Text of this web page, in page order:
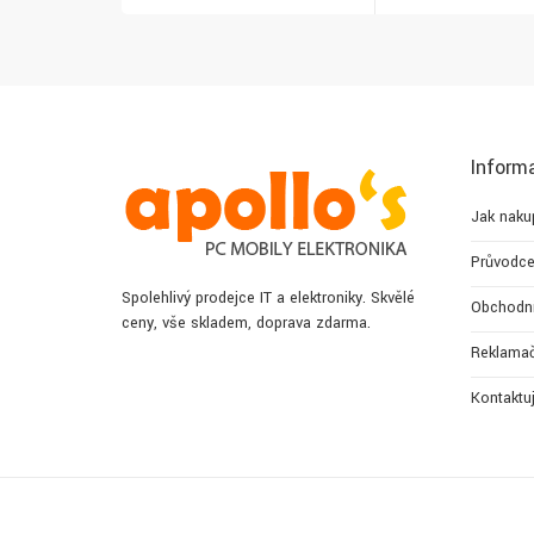
Spolehlivý prodejce IT a elektroniky. Skvělé
ceny, vše skladem, doprava zdarma.
Jak